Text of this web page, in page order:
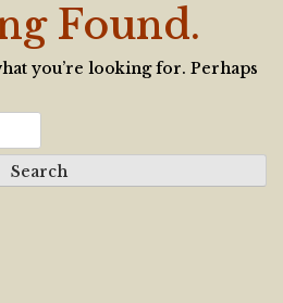
Found.
you’re looking for. Perhaps